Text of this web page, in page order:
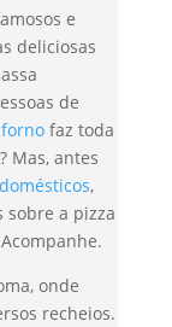
e
deliciosas
de
fornofaz toda
Mas, antes
,
sobre a pizza
onde
recheios.